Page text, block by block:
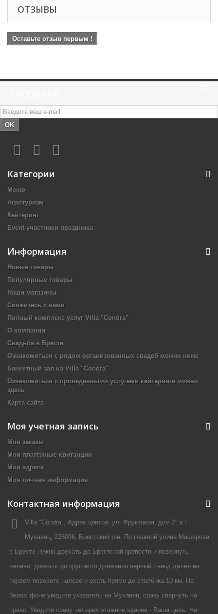
ОТЗЫВЫ
Оставьте отзыв первым !
OK
Категории
Меню
Агротуризм
Кейтеринг
Event-участники праздника
Информация
Новые товары
Популярные товары
Наши магазины
Свяжитесь с нами
Полный комплекс услуг Villa "Condra"
О компании
Свадьба в Бресте
Ознакомиться с рядом организованных свадеб можно ниже
Банкетный зал на Villa "Condra"
Ознакомиться с проведенными услугами кейтеринга можно
здесь
Карта сайта
Моя учетная запись
Мои заказы
Мои платёжные квитанции
Мои адреса
Моя личная информация
Контактная информация
Villa "Condra", Адрес центра: ул. Фруктовая, дом 2, а.г.
Мухавец, 225006, Брестский р-н. По главной улице Машерова
в Бресте нужно доехать до Брестской крепости и повернуть
налево, доехать до кругового движения первый съезд далее на
первом повороте налево и ехать прямо до столбика 10 км. На
белом фоне увидите указатель на Мухавец, сразу свернуть на
право. Увидите сразу четырёх этажное здание - Ваша цель. На